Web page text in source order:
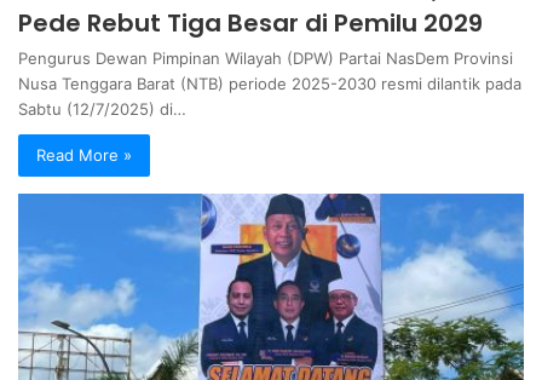
Pede Rebut Tiga Besar di Pemilu 2029
Pengurus Dewan Pimpinan Wilayah (DPW) Partai NasDem Provinsi
Nusa Tenggara Barat (NTB) periode 2025-2030 resmi dilantik pada
Sabtu (12/7/2025) di…
Read More »